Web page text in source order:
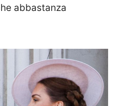
abbastanza